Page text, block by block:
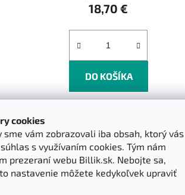
cookies
vám zobrazovali iba obsah, ktorý vás
s využívaním cookies. Tým nám
prezeraní webu Billik.sk. Nebojte sa,
nastavenie môžete kedykoľvek upraviť
18,70 €
DO KOŠÍKA